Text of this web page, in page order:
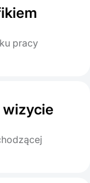
pracy
wizycie